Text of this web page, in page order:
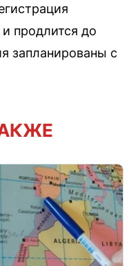
и продлится до
запланированы с